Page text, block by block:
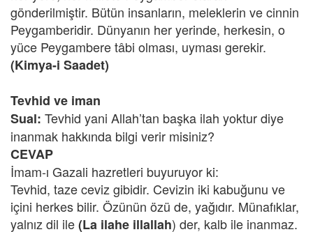
gönderilmiştir. Bütün insanların, meleklerin ve cinnin
Peygamberidir. Dünyanın her yerinde, herkesin, o
yüce Peygambere tâbi olması, uyması gerekir.
(Kimya-i Saadet)
Tevhid ve iman
Sual: Tevhid yani Allah’tan başka ilah yoktur diye
inanmak hakkında bilgi verir misiniz?
CEVAP
İmam-ı Gazali hazretleri buyuruyor ki:
Tevhid, taze ceviz gibidir. Cevizin iki kabuğunu ve
içini herkes bilir. Özünün özü de, yağıdır. Münafıklar,
yalnız dil ile(La ilahe illallah) der, kalb ile inanmaz.